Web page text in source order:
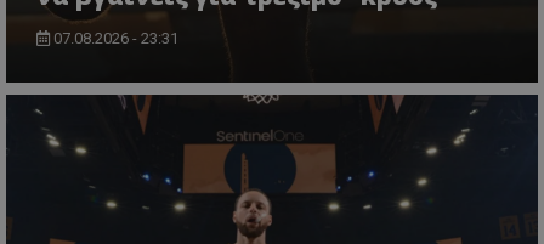
07.08.2026 - 23:31